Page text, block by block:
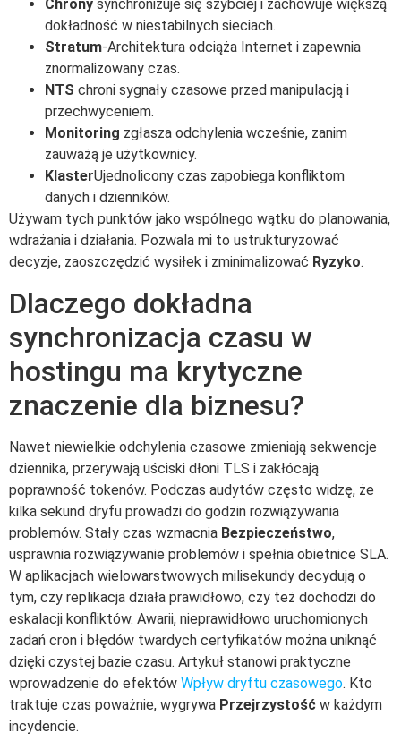
Chrony synchronizuje się szybciej i zachowuje większą
dokładność w niestabilnych sieciach.
Stratum-Architektura odciąża Internet i zapewnia
znormalizowany czas.
NTS chroni sygnały czasowe przed manipulacją i
przechwyceniem.
Monitoring zgłasza odchylenia wcześnie, zanim
zauważą je użytkownicy.
KlasterUjednolicony czas zapobiega konfliktom
danych i dzienników.
Używam tych punktów jako wspólnego wątku do planowania,
wdrażania i działania. Pozwala mi to ustrukturyzować
decyzje, zaoszczędzić wysiłek i zminimalizować Ryzyko.
Dlaczego dokładna
synchronizacja czasu w
hostingu ma krytyczne
znaczenie dla biznesu?
Nawet niewielkie odchylenia czasowe zmieniają sekwencje
dziennika, przerywają uściski dłoni TLS i zakłócają
poprawność tokenów. Podczas audytów często widzę, że
kilka sekund dryfu prowadzi do godzin rozwiązywania
problemów. Stały czas wzmacnia Bezpieczeństwo,
usprawnia rozwiązywanie problemów i spełnia obietnice SLA.
W aplikacjach wielowarstwowych milisekundy decydują o
tym, czy replikacja działa prawidłowo, czy też dochodzi do
eskalacji konfliktów. Awarii, nieprawidłowo uruchomionych
zadań cron i błędów twardych certyfikatów można uniknąć
dzięki czystej bazie czasu. Artykuł stanowi praktyczne
wprowadzenie do efektów Wpływ dryftu czasowego. Kto
traktuje czas poważnie, wygrywa Przejrzystość w każdym
incydencie.